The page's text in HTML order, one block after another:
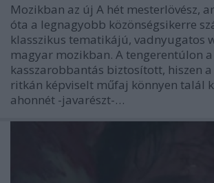
Mozikban az új A hét mesterlövész,
óta a legnagyobb közönségsikerre
klasszikus tematikájú, vadnyugatos
magyar mozikban. A tengerentúlon a
kasszarobbantás biztosított, hiszen
ritkán képviselt műfaj könnyen talál
ahonnét -javarészt-…